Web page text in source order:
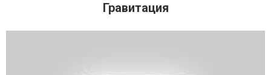
Гравитация